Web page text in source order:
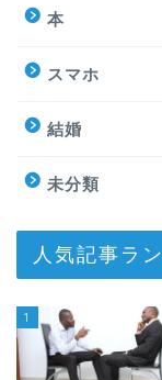
本
スマホ
結婚
未分類
人気記事ラ
1